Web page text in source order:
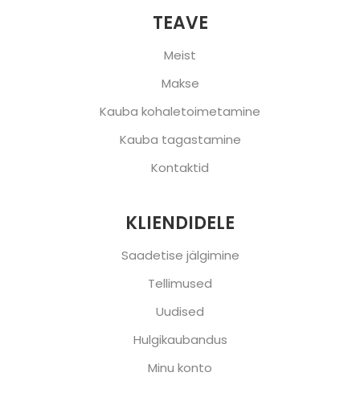
TEAVE
Meist
Makse
Kauba kohaletoimetamine
Kauba tagastamine
Kontaktid
KLIENDIDELE
Saadetise jälgimine
Tellimused
Uudised
Hulgikaubandus
Minu konto